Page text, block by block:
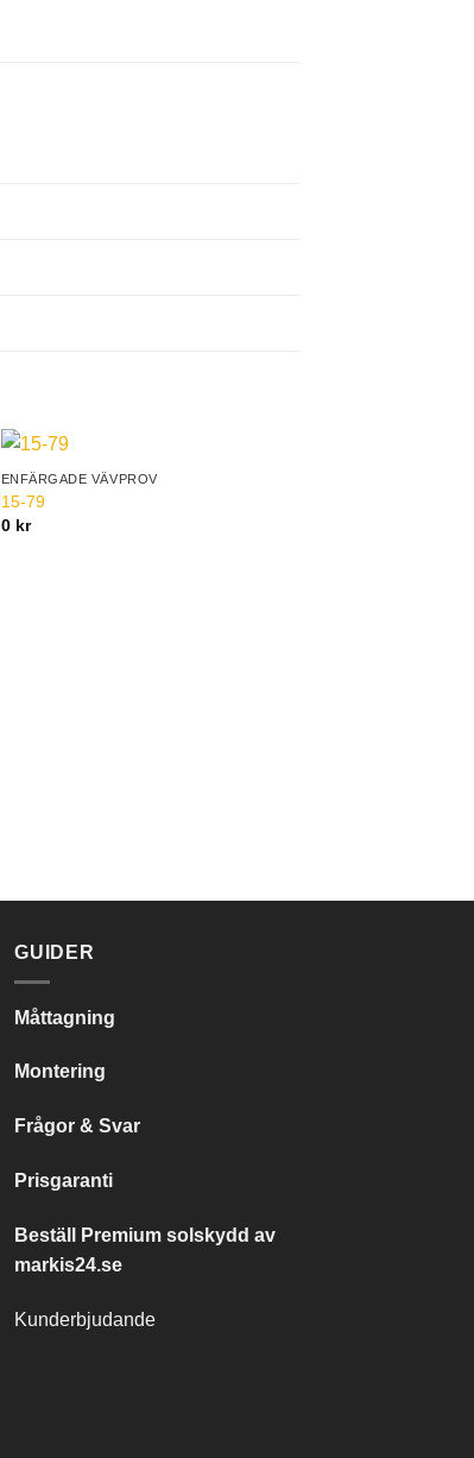
ENFÄRGADE VÄVPROV
15-79
0 kr
GUIDER
Måttagning
Montering
Frågor & Svar
Prisgaranti
Beställ Premium solskydd av
markis24.se
Kunderbjudande